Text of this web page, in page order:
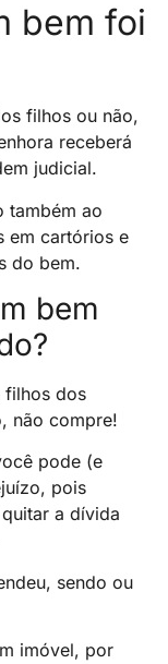
bem foi
filhos ou não,
receberá
judicial.
também ao
em cartórios e
do bem.
bem
filhos dos
não compre!
pode (e
pois
a dívida
sendo ou
imóvel, por